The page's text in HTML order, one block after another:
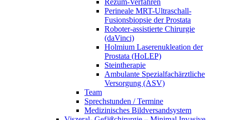
Perineale MRT-Ultraschall-
Fusionsbiopsie der Prostata
Roboter-assistierte Chirurgie
(daVinci)
Holmium Laserenukleation der
Prostata (HoLEP)
Steintherapie
Ambulante Spezialfachärztliche
Versorgung (ASV)
Team
Sprechstunden / Termine
Medizinisches Bildversandsystem